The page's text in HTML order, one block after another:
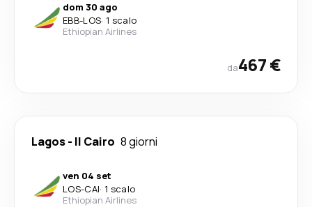
dom 30 ago
EBB-LOS· 1 scalo
Ethiopian Airlines
da467 €
Lagos- Il Cairo 8 giorni
ven 04 set
LOS-CAI· 1 scalo
Ethiopian Airlines